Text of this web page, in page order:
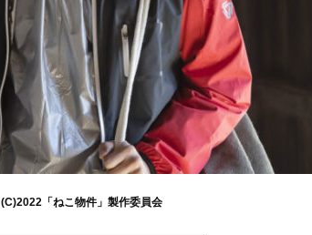
(C)2022「ねこ物件」製作委員会